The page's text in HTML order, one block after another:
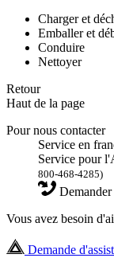
Charger et
Emballer et
Conduire
Nettoyer
Retour
Haut de la page
Pour nous contacter
Service en
Service pour
800-468-4285)
Demander
Vous avez besoin
Demande